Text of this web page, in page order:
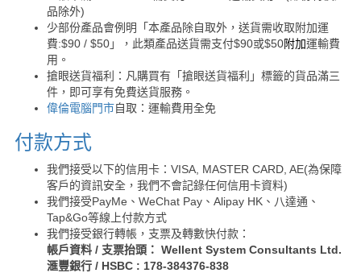
品除外)
少部份產品會例明「本產品除自取外，送貨需收取附加運
費:$90 / $50」，此類產品送貨需支付$90或$50附加運輸費
用。
搶眼送貨福利：凡購買有「搶眼送貨福利」標籤的貨品滿三
件，即可享有免費送貨服務。
偉倫電腦門市自取：運輸費用全免
付款方式
我們接受以下的信用卡：VISA, MASTER CARD, AE(為保障
客戶的資訊安全，我們不會記錄任何信用卡資料)
我們接受PayMe、WeChat Pay、Alipay HK、八達通、
Tap&Go等線上付款方式
我們接受銀行轉帳，支票及轉數快付款：
帳戶資料 / 支票抬頭： Wellent System Consultants Ltd.
滙豐銀行 / HSBC : 178-384376-838